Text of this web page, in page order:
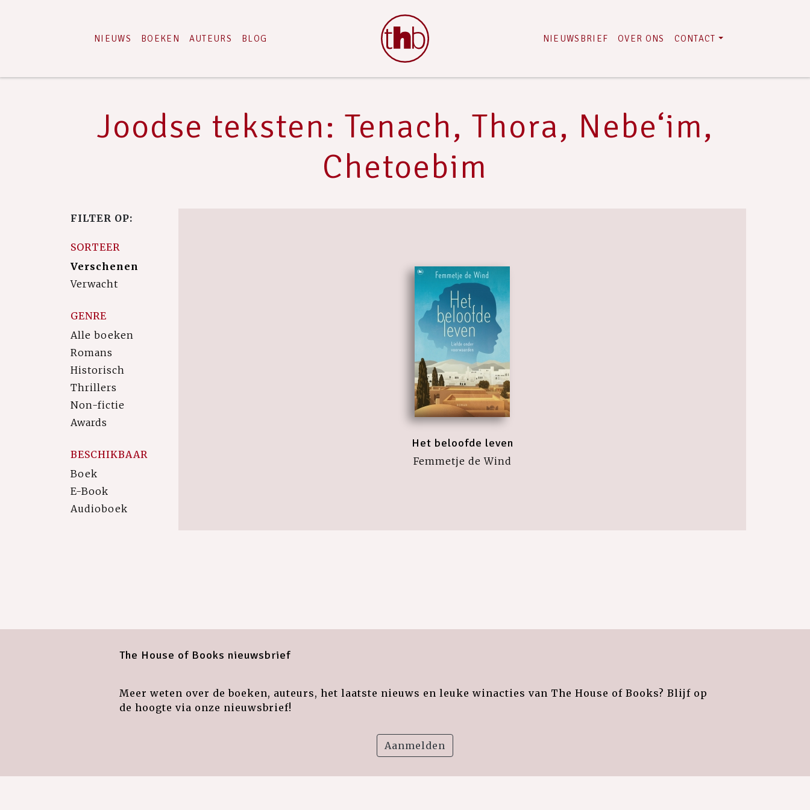
NIEUWS BOEKEN AUTEURS BLOG NIEUWSBRIEF OVER ONS CONTACT
Joodse teksten: Tenach, Thora, Nebe‘im,
Chetoebim
FILTER OP:
SORTEER
Verschenen
Verwacht
GENRE
Alle boeken
Romans
Historisch
Thrillers
Non-fictie
Awards
BESCHIKBAAR
Boek
E-Book
Audioboek
Het beloofde leven
Femmetje de Wind
The House of Books nieuwsbrief
Meer weten over de boeken, auteurs, het laatste nieuws en leuke winacties van The House of Books? Blijf op
de hoogte via onze nieuwsbrief!
Aanmelden